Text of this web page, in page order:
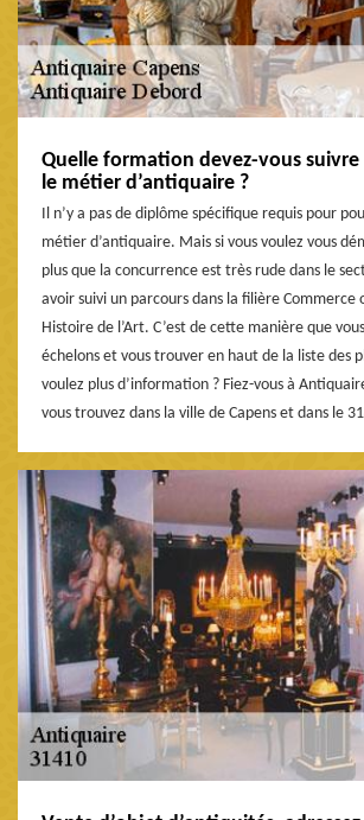
Quelle formation devez-vous
le métier d’antiquaire ?
Il n’y a pas de diplôme spécifique requis pour
métier d’antiquaire. Mais si vous voulez vous
plus que la concurrence est très rude dans le
avoir suivi un parcours dans la filière Commerce
Histoire de l’Art. C’est de cette manière que
échelons et vous trouver en haut de la liste des
voulez plus d’information ? Fiez-vous à
vous trouvez dans la ville de Capens et dans le